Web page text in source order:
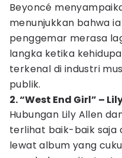
Beyoncé
menunjukkan bahwa
penggemar merasa
langka ketika
terkenal di industri
publik.
2. “West End Girl” –
Hubungan Lily Allen
terlihat baik-baik saja
lewat album yang